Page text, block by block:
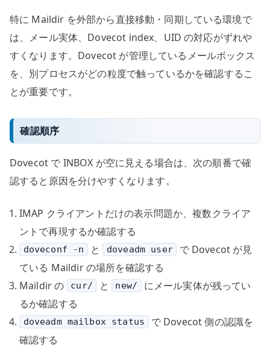
特に Maildir を外部から直接移動・同期している環境で
は、メール実体、Dovecot index、UID の対応がずれや
すくなります。Dovecot が管理しているメールボックス
を、別プロセスがどの粒度で触っているかを確認するこ
とが重要です。
確認順序
Dovecot で INBOX が空に見える場合は、次の順番で確
認すると原因を分けやすくなります。
IMAP クライアントだけの表示問題か、複数クライア
ントで再現するか確認する
doveconf -n と doveadm user
で Dovecot が見
ている Maildir の場所を確認する
Maildir の
cur/ と new/
にメール実体が残ってい
るか確認する
doveadm mailbox status
で Dovecot 側の認識を
確認する